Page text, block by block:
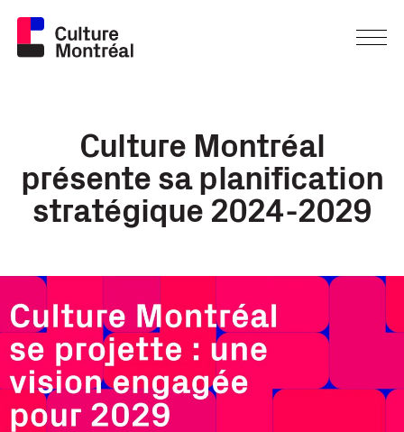
Culture Montréal
présente sa planification
stratégique 2024-2029